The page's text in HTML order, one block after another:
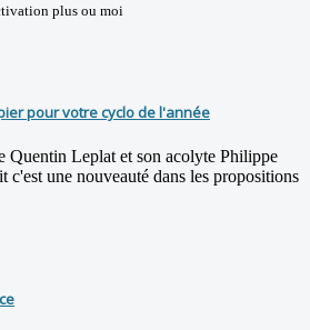
plus ou moi
pour votre cyclo de l'année
Quentin Leplat et son acolyte Philippe
c'est une nouveauté dans les propositions